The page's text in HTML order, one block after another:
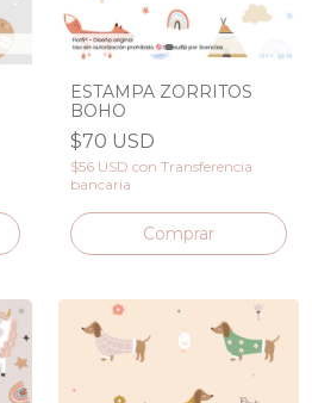
ESTAMPA ZORRITOS
BOHO
$70 USD
$56 USD con Transferencia
bancaria